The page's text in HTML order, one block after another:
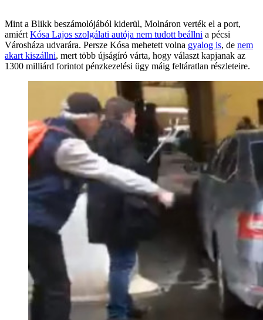
Mint a Blikk beszámolójából kiderül, Molnáron verték el a port,
amiért Kósa Lajos szolgálati autója nem tudott beállni a pécsi
Városháza udvarára. Persze Kósa mehetett volna gyalog is, de nem
akart kiszállni, mert több újságíró várta, hogy választ kapjanak az
1300 milliárd forintot pénzkezelési ügy máig feltáratlan részleteire.